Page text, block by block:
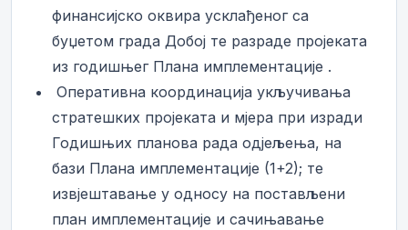
финансијско оквира усклађеног са
буџетом града Добој те разраде пројеката
из годишњег Плана имплементације .
­ Оперативна координација укључивања
стратешких пројеката и мјера при изради
Годишњих планова рада одјељења, на
бази Плана имплементације (1+2); те
извјештавање у односу на постављени
план имплементације и сачињавање